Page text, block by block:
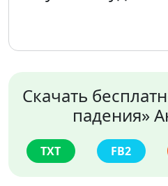
Скачать
падения»
TXT FB2